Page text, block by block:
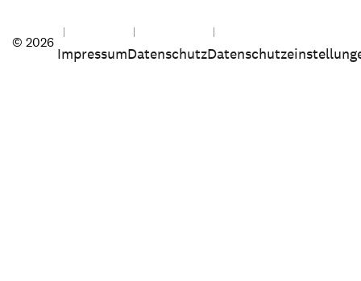
© 2026
ImpressumDatenschutz